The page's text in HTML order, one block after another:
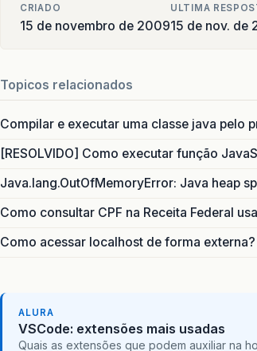
CRIADO
15 de novembro de 2009
ULTIMA
15 de nov. de
Topicos relacionados
Compilar e executar uma classe java pelo
[RESOLVIDO] Como executar função
Java.lang.OutOfMemoryError: Java heap
Como consultar CPF na Receita Federal
Como acessar localhost de forma externa?
ALURA
VSCode: extensões mais usadas
Quais as extensões que podem auxiliar na